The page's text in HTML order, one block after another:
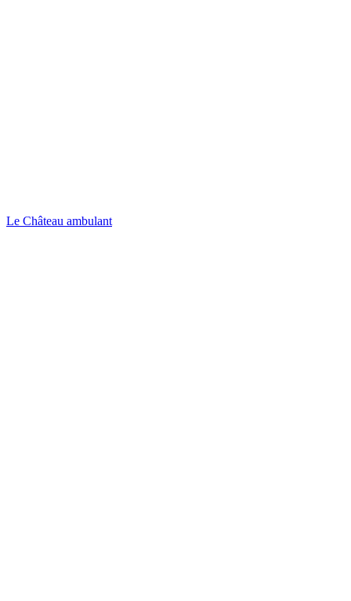
Le Château ambulant